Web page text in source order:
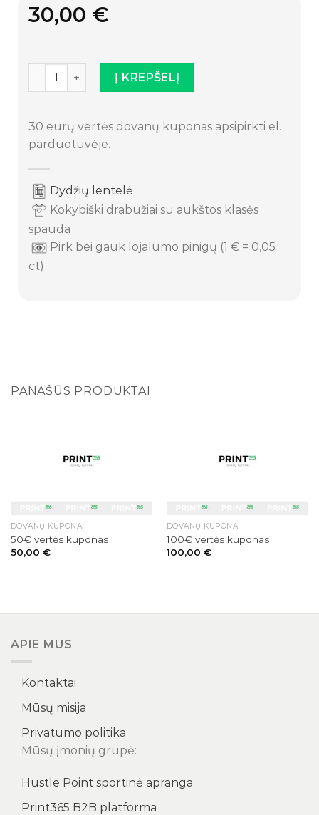
30,00 €
produkto kiekis: 30€ vertės kuponas
Į KREPŠELĮ
30 eurų vertės dovanų kuponas apsipirkti el.
parduotuvėje.
Dydžių lentelė
Kokybiški drabužiai su aukštos klasės
spauda
Pirk bei gauk lojalumo pinigų (1 € = 0,05
ct)
PANAŠŪS PRODUKTAI
DOVANŲ KUPONAI
50€ vertės kuponas
50,00 €
DOVANŲ KUPONAI
100€ vertės kuponas
100,00 €
APIE MUS
Kontaktai
Mūsų misija
Privatumo politika
Mūsų įmonių grupė:
Hustle Point sportinė apranga
Print365 B2B platforma